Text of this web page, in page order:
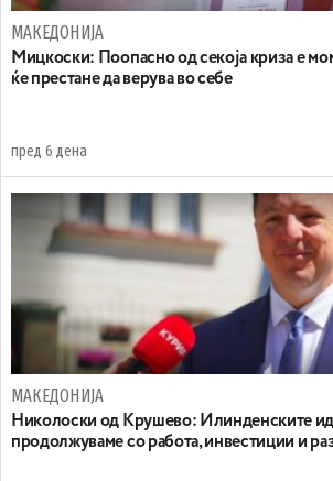
МАКЕДОНИЈА
Мицкоски: Поопасно од секоја криза е
ќе престане да верува во себе
пред 6 дена
МАКЕДОНИЈА
Николоски од Крушево: Илинденските
продолжуваме со работа, инвестиции и